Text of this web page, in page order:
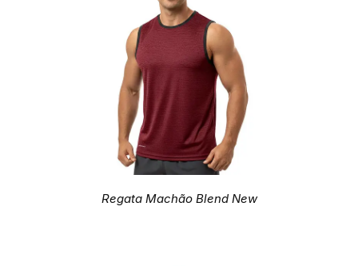
Regata Machão Blend New